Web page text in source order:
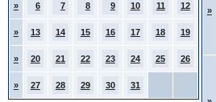
» 6 7 8 9 10 11 12
» 13 14 15 16 17 18 19
» 20 21 22 23 24 25 26
» 27 28 29 30 31
»